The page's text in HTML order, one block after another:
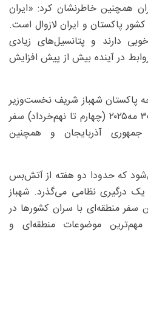
همچنین خاطرنشان کرد: «ایران
پاکستان و ایران لازوال است.
دارند و پتانسیل‌های زیادی
در آینده بیش از پیش افزایش
پاکستان شهباز شریف نخست‌وزیر
این کشور قرار است از ۲۵ تا ۳۰ مه۲۰۲۵ (چهارم تا نهم‌خرداد) سفر
جمهوری آذربایجان و همچنین
که حدودا دو هفته از آتش‌بس
درگیری نظامی می‌گذرد. شهباز
سفر منطقه‌ای با سران کشورها در
موضوعات منطقه‌ای و